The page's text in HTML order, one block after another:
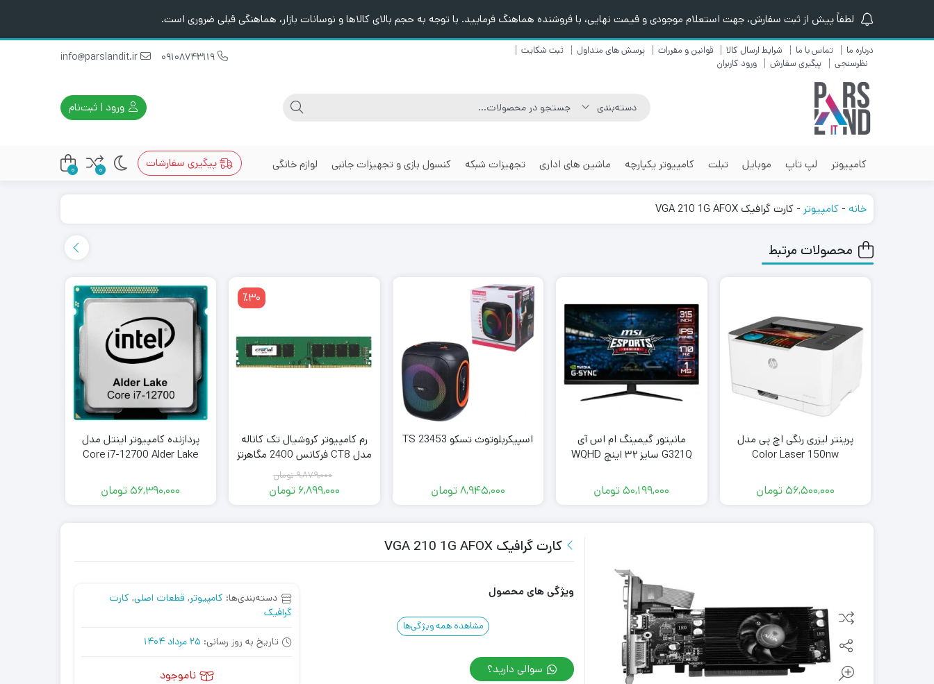
لطفاً پیش از ثبت سفارش، جهت استعلام موجودی و قیمت نهایی، با فروشنده هماهنگ فرمایید. با توجه به حجم بالای کالاها و نوسانات بازار، هماهنگی قبلی ضروری است.
درباره ما تماس با ما شرایط ارسال کالا قوانین و مقررات پرسش های متداول
ثبت شکایت
نظرسنجی
پیگیری سفارش ورود کاربران
ورود | ثبت‌نام
کامپیوتر لپ تاپ موبایل تبلت کامپیوتر یکپارچه ماشین های اداری تجهیزات شبکه کنسول بازی و تجهیزات جانبی لوازم خانگی پیگیری سفارشات 0
0
خانه - کامپیوتر - کارت گرافیک VGA 210 1G AFOX
محصولات مرتبط
پرینتر لیزری رنگی اچ پی مدل
Color Laser 150nw
56,500,000تومان
مانیتور گیمینگ ام اس آی
G321Q سایز ۳۲ اینچ WQHD
50,199,000تومان
اسپیکربلوتوث تسکو TS 23453
8,945,000تومان
٪30
رم کامپیوتر کروشیال تک کاناله
مدل CT8 فرکانس 2400 مگاهرتز
گیگابایت
9,879,000تومان
6,899,000 تومان
پردازنده کامپیوتر اینتل مدل
Core i7-12700 Alder Lake
56,390,000تومان
کارت گرافیک VGA 210 1G AFOX
ویژگی های محصول
مشاهده همه ویژگی‌ها
سوالی دارید؟
دسته‌بندی‌ها: کامپیوتر, قطعات اصلی, کارت
گرافیک
تاریخ به روز رسانی: 25 مرداد 1404
ناموجود